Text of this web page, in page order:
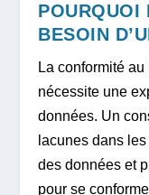
POURQUOI
BESOIN
La conformité
nécessite une
données. Un
lacunes dans
des données et
pour se